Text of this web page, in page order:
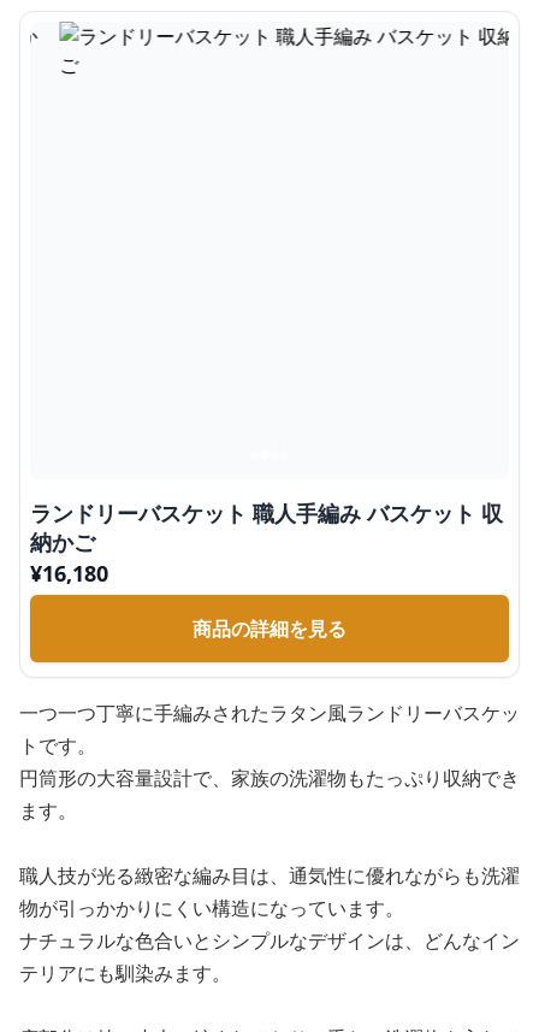
ランドリーバスケット 職人手編み バスケット 収
納かご
¥16,180
商品の詳細を見る
一つ一つ丁寧に手編みされたラタン風ランドリーバスケッ
トです。
円筒形の大容量設計で、家族の洗濯物もたっぷり収納でき
ます。
職人技が光る緻密な編み目は、通気性に優れながらも洗濯
物が引っかかりにくい構造になっています。
ナチュラルな色合いとシンプルなデザインは、どんなイン
テリアにも馴染みます。